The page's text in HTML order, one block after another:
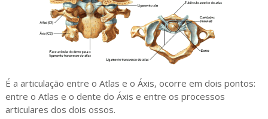
É a articulação entre o Atlas e o Áxis, ocorre em dois pontos:
entre o Atlas e o dente do Áxis e entre os processos
articulares dos dois ossos.